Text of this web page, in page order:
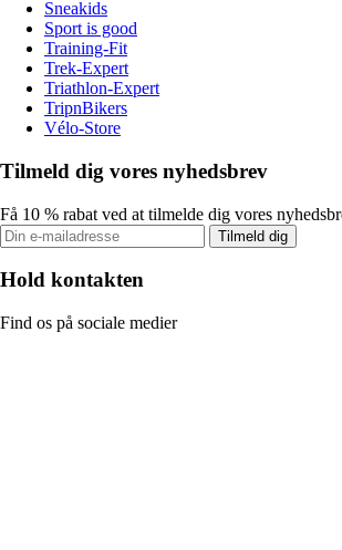
Sneakids
Sport is good
Training-Fit
Trek-Expert
Triathlon-Expert
TripnBikers
Vélo-Store
Tilmeld dig vores nyhedsbrev
Få 10 % rabat ved at tilmelde dig vores
Tilmeld dig
Hold kontakten
Find os på sociale medier